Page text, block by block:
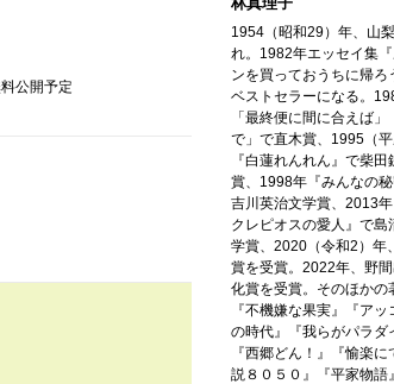
公開予定
1954（昭和29）年、山
れ。1982年エッセイ集
ンを買っておうちに帰ろ
ベストセラーになる。
「最終便に間に合えば」
で」で直木賞、1995（
『白蓮れんれん』で柴田
賞、1998年『みんなの
吉川英治文学賞、2013
クレピオスの愛人』で島
学賞、2020（令和2）年
賞を受賞。2022年、野
化賞を受賞。そのほかの
『不機嫌な果実』『アッ
の時代』『我らがパラダ
『西郷どん！』『愉楽に
説８０５０』『平家物語